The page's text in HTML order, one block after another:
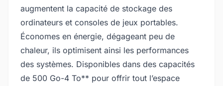
augmentent la capacité de stockage des
ordinateurs et consoles de jeux portables.
Économes en énergie, dégageant peu de
chaleur, ils optimisent ainsi les performances
des systèmes. Disponibles dans des capacités
de 500 Go-4 To** pour offrir tout l’espace